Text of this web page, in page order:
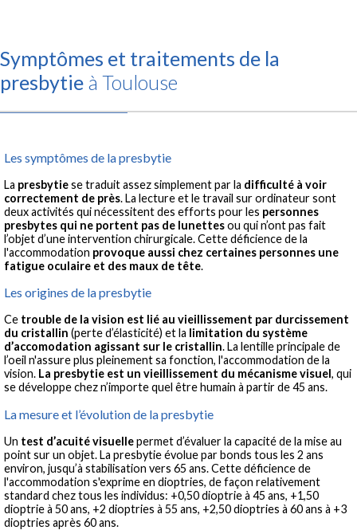
Symptômes et traitements de la
presbytie à Toulouse
Les symptômes de la presbytie
La presbytiese traduit assez simplement par la difficulté à voir
correctement de près. La lecture et le travail sur ordinateur sont
deux activités qui nécessitent des efforts pour les personnes
presbytes qui ne portent pas de lunettesou qui n’ont pas fait
l’objet d’une intervention chirurgicale. Cette déficience de la
l'accommodation provoque aussi chez certaines personnes une
fatigue oculaire et des maux de tête.
Les origines de la presbytie
Ce trouble de la vision est lié au vieillissement par durcissement
du cristallin (perte d’élasticité) et la limitation du système
d’accomodation agissant sur le cristallin. La lentille principale de
l’oeil n'assure plus pleinement sa fonction, l'accommodation de la
vision. La presbytie est un vieillissement du mécanisme visuel, qui
se développe chez n’importe quel être humain à partir de 45 ans.
La mesure et l’évolution de la presbytie
Un test d’acuité visuellepermet d’évaluer la capacité de la mise au
point sur un objet. La presbytie évolue par bonds tous les 2 ans
environ, jusqu’à stabilisation vers 65 ans. Cette déficience de
l'accommodation s'exprime en dioptries, de façon relativement
standard chez tous les individus: +0,50 dioptrie à 45 ans, +1,50
dioptrie à 50 ans, +2 dioptries à 55 ans, +2,50 dioptries à 60 ans à +3
dioptries après 60 ans.